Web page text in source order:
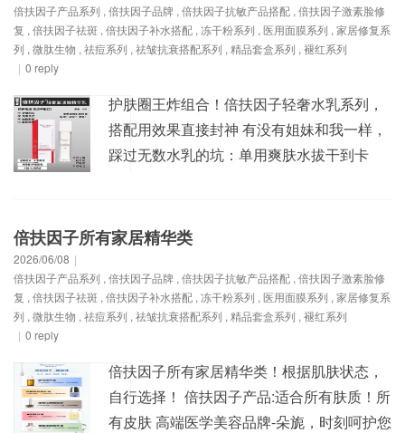
倍扶因子产品系列 , 倍扶因子品牌 , 倍扶因子抗敏产品搭配 , 倍扶因子激素脸修
复 , 倍扶因子祛斑 , 倍扶因子补水搭配 , 冻干粉系列 , 医用面膜系列 , 家居修复系
列 , 微肽生物 , 祛痘系列 , 祛皱抗衰搭配系列 , 精品套盒系列 , 褪红系列
| 0 reply
护肤圈王炸组合！倍扶因子轻奢水乳系列，
搭配用效果直接封神 有没有姐妹和我一样，
踩过无数水乳的坑：单用爽肤水拔干到卡
得稀碎？直到挖到倍扶因子轻奢水乳这对神
体验，说它是今年用过最巨好用的两款水
乳，真的一点不夸...
倍扶因子所有家居精华类
2026/06/08 |
倍扶因子产品系列 , 倍扶因子品牌 , 倍扶因子抗敏产品搭配 , 倍扶因子激素脸修
复 , 倍扶因子祛斑 , 倍扶因子补水搭配 , 冻干粉系列 , 医用面膜系列 , 家居修复系
列 , 微肽生物 , 祛痘系列 , 祛皱抗衰搭配系列 , 精品套盒系列 , 褪红系列
| 0 reply
倍扶因子所有家居精华类！ ​根据肌肤状态，
自行选择！ 倍扶因子产品:​适合所有肤质！所
有皮肤 高端医学美容品牌-朵旎，时刻呵护您